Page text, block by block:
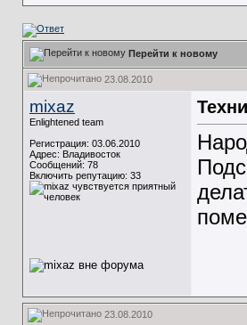
Перейти к новому
23.08.2010
mixaz
Enlightened team
Регистрация: 03.06.2010
Адрес: Владивосток
Сообщений: 78
Включить репутацию: 33
23.08.2010